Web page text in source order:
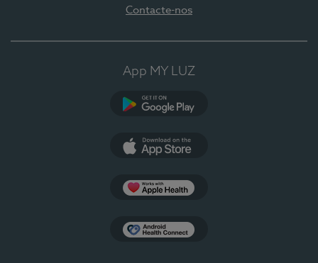
Contacte-nos
App MY LUZ